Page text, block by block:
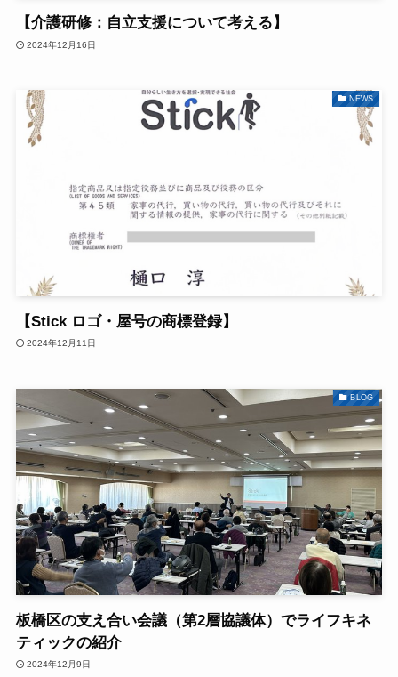
【介護研修：自立支援について考える】
2024年12月16日
NEWS
【Stick ロゴ・屋号の商標登録】
2024年12月11日
BLOG
板橋区の支え合い会議（第2層協議体）でライフキネ
ティックの紹介
2024年12月9日